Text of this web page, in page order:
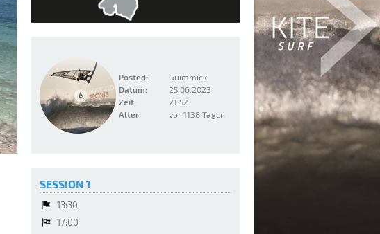
Posted:
Guimmick
Datum:
25.06.2023
Zeit:
21:52
Alter:
vor 1138 Tagen
SESSION 1
13:30
17:00